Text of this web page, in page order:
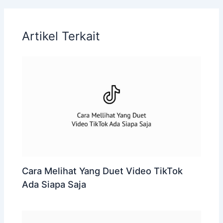
Artikel Terkait
Cara Melihat Yang Duet Video TikTok
Ada Siapa Saja